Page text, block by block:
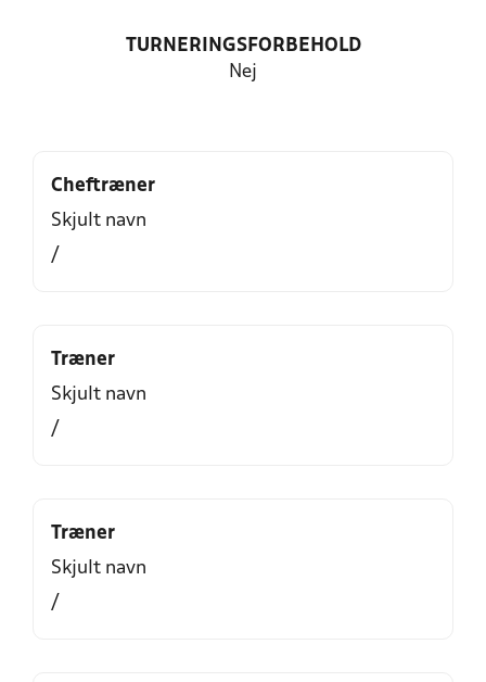
TURNERINGSFORBEHOLD
Nej
Cheftræner
Skjult navn
/
Træner
Skjult navn
/
Træner
Skjult navn
/